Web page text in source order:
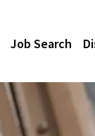
Job Search